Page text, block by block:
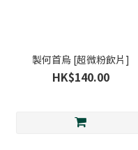
製何首烏 [超微粉飲片]
HK$140.00